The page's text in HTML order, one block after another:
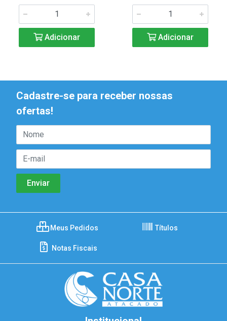
Adicionar Adicionar
Cadastre-se para receber nossas
ofertas!
Meus Pedidos Títulos
Notas Fiscais